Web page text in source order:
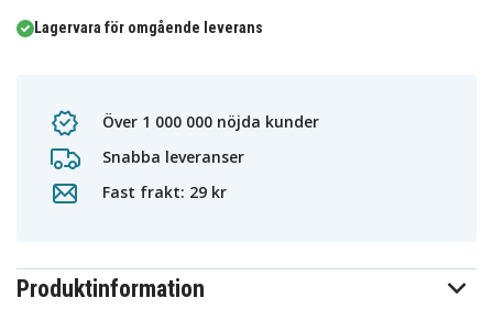
Lagervara för omgående leverans
Över 1 000 000 nöjda kunder
Snabba leveranser
Fast frakt: 29 kr
Produktinformation